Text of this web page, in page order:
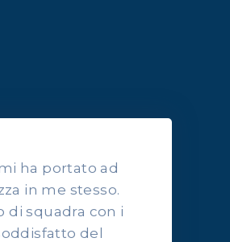
ha portato ad
in me stesso.
di squadra con i
del